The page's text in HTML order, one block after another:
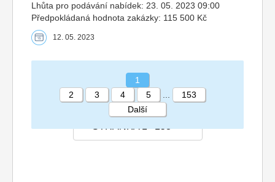
Lhůta pro podávání nabídek: 23. 05. 2023 09:00
Předpokládaná hodnota zakázky: 115 500 Kč
12. 05. 2023
1
2
3 4 5
153
Další